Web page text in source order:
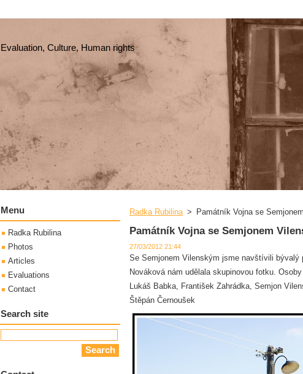
Evaluation, Culture, Human rights
Radka Rubilina > Památník Vojna se
Památník Vojna se Semjonem
27/03/2012 21:44
Se Semjonem Vilenským jsme navštívili bývalý
Nováková nám udělala skupinovou fotku.
Lukáš Babka, František Zahrádka, Semjon
Štěpán Černoušek
Menu
Radka Rubilina
Photos
Articles
Evaluations
Contact
Search site